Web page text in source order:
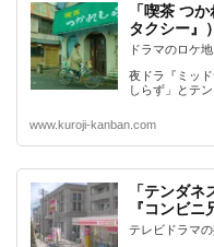
「喫茶 つ
タクシー』）
ドラマのロケ
夜ドラ『ミッ
しらず」とテ
www.kuroji-kanban.com
「テンダ
『コンビニ
テレビドラマ